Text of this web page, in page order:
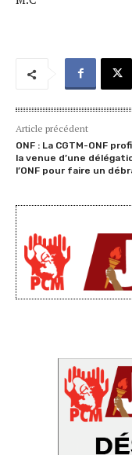
Article précédent
ONF : La CGTM-ONF
la venue d’une
l’ONF pour faire un